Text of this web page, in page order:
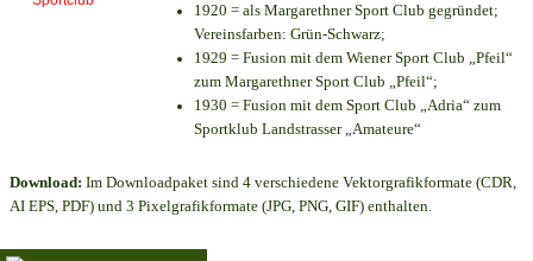
1920 = als Margarethner Sport Club gegründet;
Vereinsfarben: Grün-Schwarz;
1929 = Fusion mit dem Wiener Sport Club „Pfeil“
zum Margarethner Sport Club „Pfeil“;
1930 = Fusion mit dem Sport Club „Adria“ zum
Sportklub Landstrasser „Amateure“
Download: Im Downloadpaket sind 4 verschiedene Vektorgrafikformate (CDR,
AI EPS, PDF) und 3 Pixelgrafikformate (JPG, PNG, GIF) enthalten.